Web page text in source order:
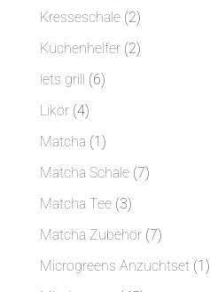
Produkte
Kresseschale 22
Produkte
Küchenhelfer 22
lets grill 66
Likör 44
Produkte
Matcha 1 1
Produkt
Matcha Schale 77
Matcha Tee 33
Produkte
Matcha Zubehör 77
Produkte
Microgreens Anzuchtset 1 1